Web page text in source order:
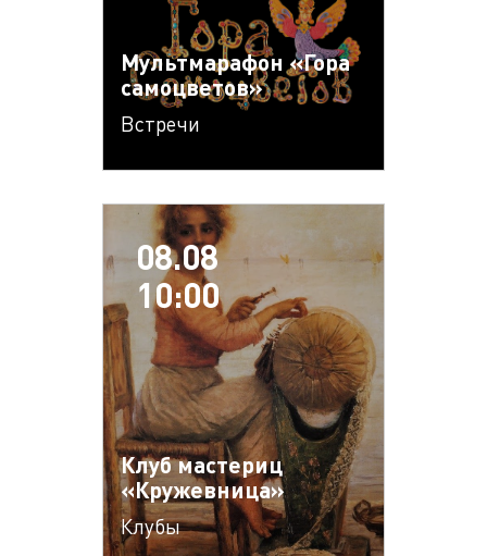
Мультмарафон «Гора
самоцветов»
Встречи
08.08
10:00
Клуб мастериц
«Кружевница»
Клубы